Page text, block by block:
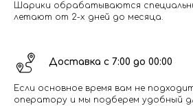
Шарики обрабатываются
летают от 2-х дней до месяца.
Доставка с 7:00 до 00:00
Если основное время вам не
оператору и мы подберем удобный